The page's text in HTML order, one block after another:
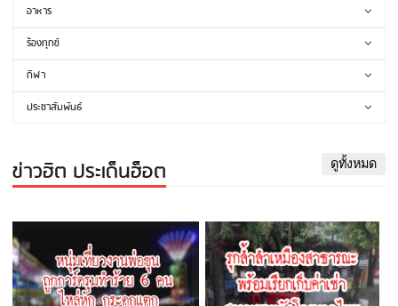
อาหาร
ร้องทุกข์
กีฬา
ประชาสัมพันธ์
ข่าวฮิต ประเด็นฮ็อต ดูทั้งหมด